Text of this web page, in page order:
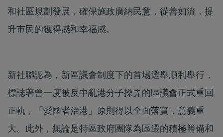
和社區規劃發展，確保施政廣納民意，從善如流，提
升市民的獲得感和幸福感。
新社聯認為，新區議會制度下的首場選舉順利舉行，
標誌著曾一度被反中亂港分子操弄的區議會正式重回
正軌，「愛國者治港」原則得以全面落實，意義重
大。此外，無論是特區政府團隊為區選的積極籌備和